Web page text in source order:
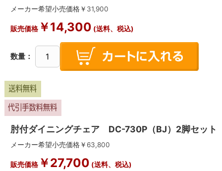
メーカー希望小売価格￥ 31,900
販売価格￥14,300 (送料、税込)
数量：
肘付ダイニングチェア DC-730P（BJ）2脚セット
メーカー希望小売価格￥ 63,800
販売価格￥27,700 (送料、税込)